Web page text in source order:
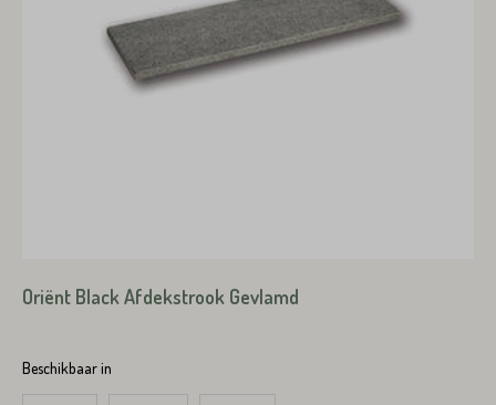
Oriënt Black Afdekstrook Gevlamd
Beschikbaar in
Toevoeging